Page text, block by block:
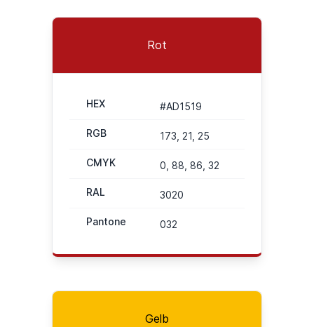
Rot
HEX #AD1519
RGB 173, 21, 25
CMYK 0, 88, 86, 32
RAL 3020
Pantone 032
Gelb